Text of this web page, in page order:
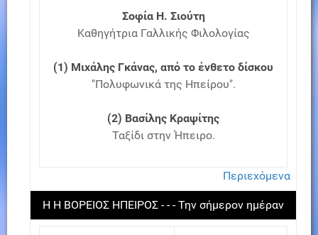
Σοφία Η. Σιούτη
Καθηγήτρια Γαλλικής Φιλολογίας
(1) Μιχάλης Γκάνας, από το ένθετο δίσκου
"Πολυφωνικά της Ηπείρου".
(2) Βασίλης Κραψίτης
Ταξίδι στην Ήπειρο.
Περιεχόμενα
Η Η ΒΟΡΕΙΟΣ ΗΠΕΙΡΟΣ - - - Την σήμερον ημέραν